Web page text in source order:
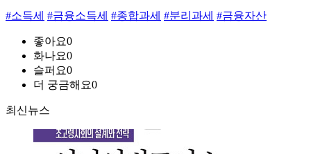
#소득세 #금융소득세 #종합과세 #분리과세 #금융자산
좋아요0
화나요0
슬퍼요0
더 궁금해요0
최신뉴스